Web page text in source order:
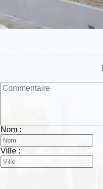
Nom :
Ville :